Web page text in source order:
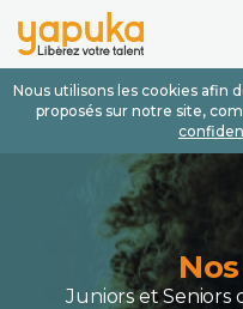
Nous utilisons les cookies afin
proposés sur notre site,
Juniors et Seniors